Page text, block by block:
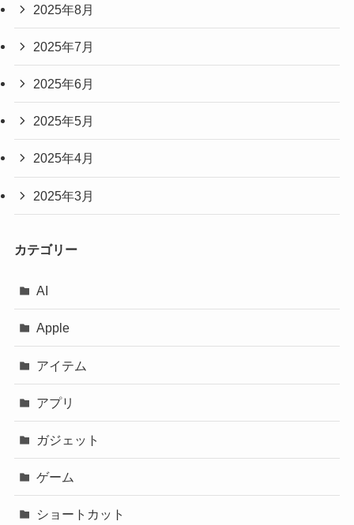
2025年8月
2025年7月
2025年6月
2025年5月
2025年4月
2025年3月
カテゴリー
AI
Apple
アイテム
アプリ
ガジェット
ゲーム
ショートカット